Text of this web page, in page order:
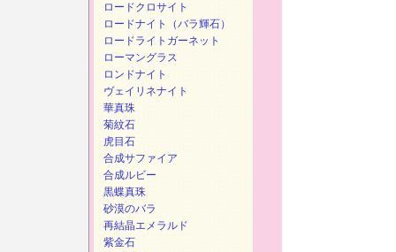
ロードクロサイト
ロードナイト（バラ輝石）
ロードライトガーネット
ローマングラス
ロンドナイト
ヴェイリネナイト
華真珠
菊紋石
虎目石
合成サファイア
合成ルビー
黒蝶真珠
砂漠のバラ
再結晶エメラルド
紫金石